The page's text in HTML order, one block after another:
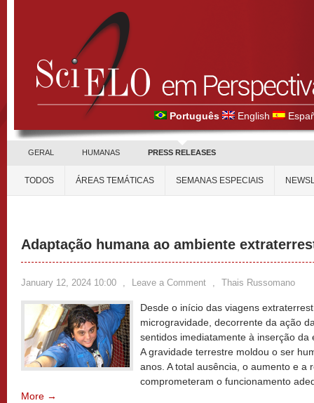
Português English
GERAL HUMANAS PRESS RELEASES
TODOS ÁREAS TEMÁTICAS SEMANAS ESPECIAIS
Adaptação humana ao ambiente
January 12, 2024 10:00 , Leave a Comment , Thais Russomano
Desde o início das viagens
microgravidade, decorrente da ação
sentidos imediatamente à inserção
A gravidade terrestre moldou o ser
anos. A total ausência, o aumento e a
comprometeram o funcionamento
More →